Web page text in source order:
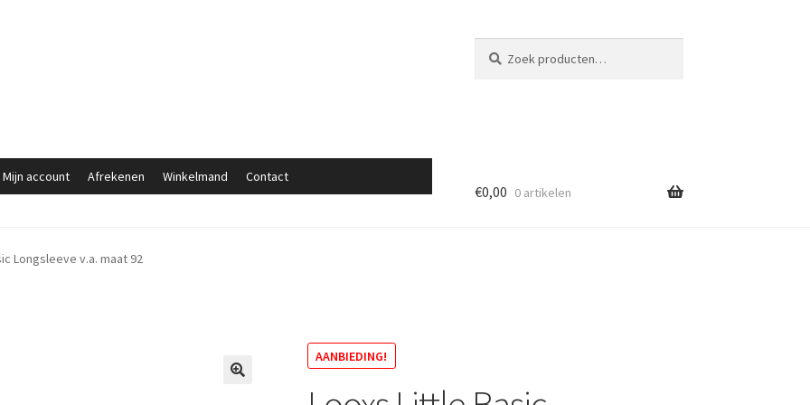
naar:
Mijn account Afrekenen Winkelmand Contact
€0,00 0 artikelen
Longsleeve v.a. maat 92
AANBIEDING!